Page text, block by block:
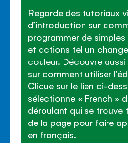
Regarde des tutoriaux
d’introduction sur
programmer de
et actions tel un
couleur. Découvre
sur comment utiliser
Clique sur le lien ci-
sélectionne « French »
déroulant qui se trouve
de la page pour faire
en français.